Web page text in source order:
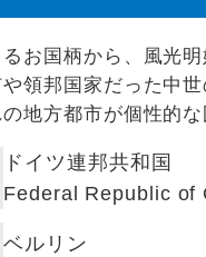
お国柄から、風光
領邦国家だった中
地方都市が個性的な
ドイツ連邦共和国
Federal Republic of
ベルリン